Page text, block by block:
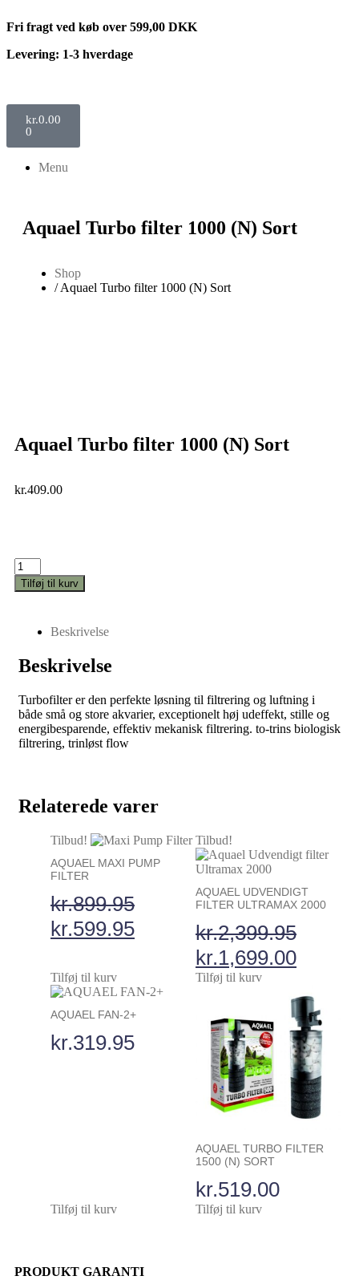
Fri fragt ved køb over 599,00 DKK
Levering: 1-3 hverdage
kr.0.00
0
Menu
Aquael Turbo filter 1000 (N) Sort
Shop
/ Aquael Turbo filter 1000 (N) Sort
Aquael Turbo filter 1000 (N) Sort
kr.409.00
Tilføj til kurv
Beskrivelse
Beskrivelse
Turbofilter er den perfekte løsning til filtrering og luftning i
både små og store akvarier, exceptionelt høj udeffekt, stille og
energibesparende, effektiv mekanisk filtrering. to-trins biologisk
filtrering, trinløst flow
Relaterede varer
Tilbud!
AQUAEL MAXI PUMP
FILTER
kr.899.95
kr.599.95
Tilføj til kurv
Tilbud!
AQUAEL UDVENDIGT
FILTER ULTRAMAX 2000
kr.2,399.95
kr.1,699.00
Tilføj til kurv
AQUAEL FAN-2+
kr.319.95
Tilføj til kurv
AQUAEL TURBO FILTER
1500 (N) SORT
kr.519.00
Tilføj til kurv
PRODUKT GARANTI